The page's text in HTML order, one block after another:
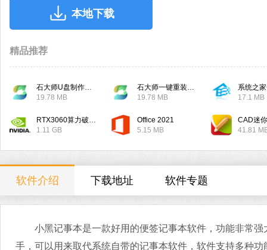
本地下载
精品推荐
19.78 MB
19.78 MB
系统之
17.1 MB
1.11 GB
Office 2021
5.15 MB
CAD迷
41.81
软件介绍 下载地址 软件专题
小黑记事本是一款好用的便签记事本软件，功能非常强
手，可以用来取代系统自带的记事本软件，软件支持多种